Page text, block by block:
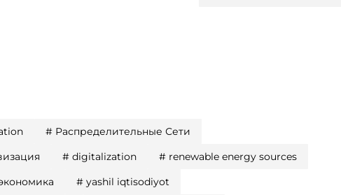
# Распределительные Сети
# digitalization # renewable energy sources
# yashil iqtisodiyot